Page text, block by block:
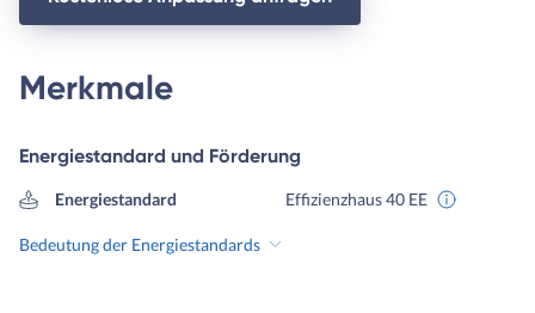
Merkmale
Energiestandard und Förderung
Energiestandard Effizienzhaus 40 EE
Bedeutung der Energiestandards